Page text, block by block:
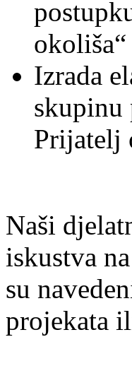
Izrada
skupinu
Prijatelj
Naši
iskustva
su
projekata